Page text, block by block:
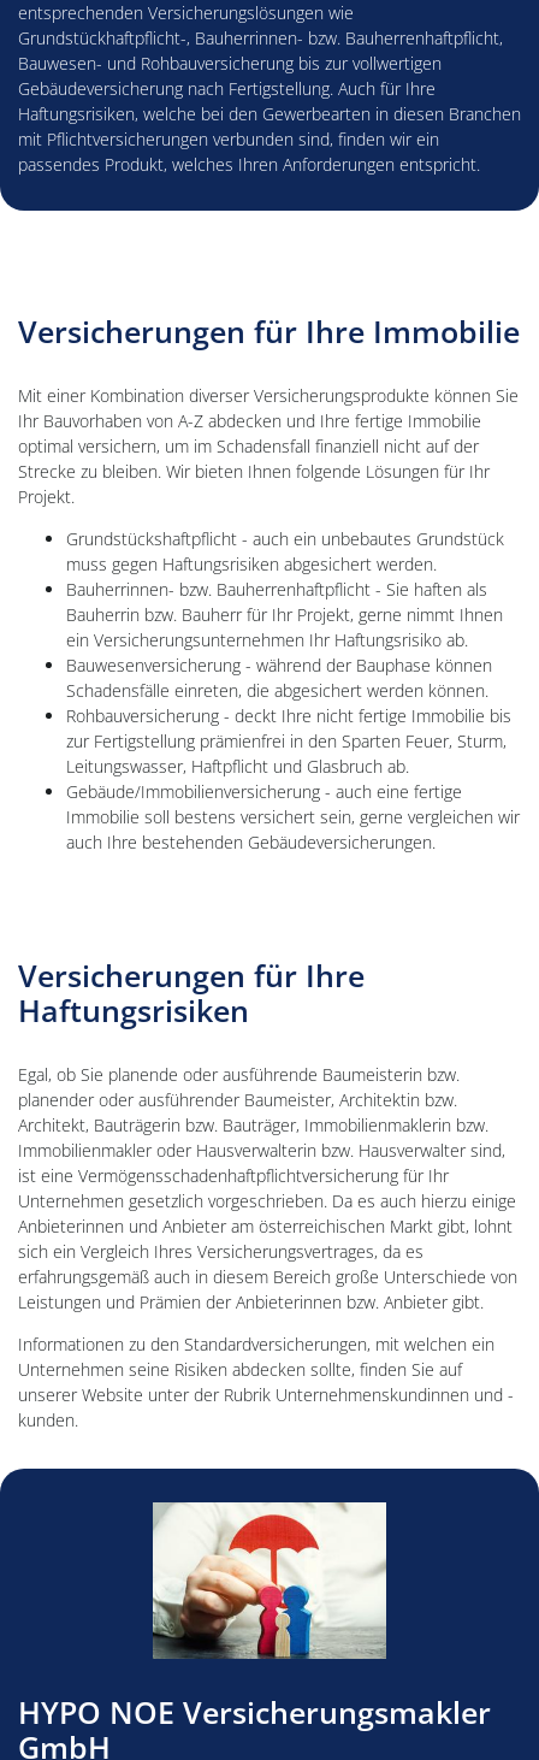
entsprechenden Versicherungslösungen wie
Grundstückhaftpflicht-, Bauherrinnen- bzw. Bauherrenhaftpflicht,
Bauwesen- und Rohbauversicherung bis zur vollwertigen
Gebäudeversicherung nach Fertigstellung. Auch für Ihre
Haftungsrisiken, welche bei den Gewerbearten in diesen Branchen
mit Pflichtversicherungen verbunden sind, finden wir ein
passendes Produkt, welches Ihren Anforderungen entspricht.
Versicherungen für Ihre Immobilie
Mit einer Kombination diverser Versicherungsprodukte können Sie
Ihr Bauvorhaben von A-Z abdecken und Ihre fertige Immobilie
optimal versichern, um im Schadensfall finanziell nicht auf der
Strecke zu bleiben. Wir bieten Ihnen folgende Lösungen für Ihr
Projekt.
Grundstückshaftpflicht - auch ein unbebautes Grundstück
muss gegen Haftungsrisiken abgesichert werden.
Bauherrinnen- bzw. Bauherrenhaftpflicht - Sie haften als
Bauherrin bzw. Bauherr für Ihr Projekt, gerne nimmt Ihnen
ein Versicherungsunternehmen Ihr Haftungsrisiko ab.
Bauwesenversicherung - während der Bauphase können
Schadensfälle einreten, die abgesichert werden können.
Rohbauversicherung - deckt Ihre nicht fertige Immobilie bis
zur Fertigstellung prämienfrei in den Sparten Feuer, Sturm,
Leitungswasser, Haftpflicht und Glasbruch ab.
Gebäude/Immobilienversicherung - auch eine fertige
Immobilie soll bestens versichert sein, gerne vergleichen wir
auch Ihre bestehenden Gebäudeversicherungen.
Versicherungen für Ihre
Haftungsrisiken
Egal, ob Sie planende oder ausführende Baumeisterin bzw.
planender oder ausführender Baumeister, Architektin bzw.
Architekt, Bauträgerin bzw. Bauträger, Immobilienmaklerin bzw.
Immobilienmakler oder Hausverwalterin bzw. Hausverwalter sind,
ist eine Vermögensschadenhaftpflichtversicherung für Ihr
Unternehmen gesetzlich vorgeschrieben. Da es auch hierzu einige
Anbieterinnen und Anbieter am österreichischen Markt gibt, lohnt
sich ein Vergleich Ihres Versicherungsvertrages, da es
erfahrungsgemäß auch in diesem Bereich große Unterschiede von
Leistungen und Prämien der Anbieterinnen bzw. Anbieter gibt.
Informationen zu den Standardversicherungen, mit welchen ein
Unternehmen seine Risiken abdecken sollte, finden Sie auf
unserer Website unter der Rubrik Unternehmenskundinnen und -
kunden.
HYPO NOE Versicherungsmakler
GmbH